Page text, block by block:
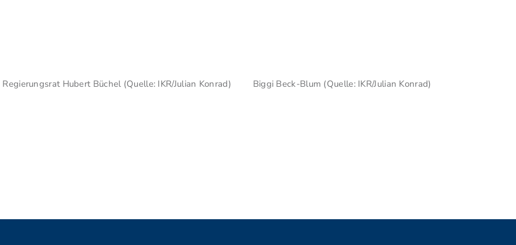
Regierungsrat Hubert Büchel (Quelle: IKR/Julian Konrad) Biggi Beck-Blum (Quelle: IKR/Julian Konrad)